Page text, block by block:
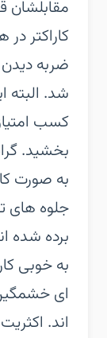
مقابلشان
کاراکتر
شد. البته
کسب
به صورت
جلوه های
برده شده
به خوبی
ای
اند.